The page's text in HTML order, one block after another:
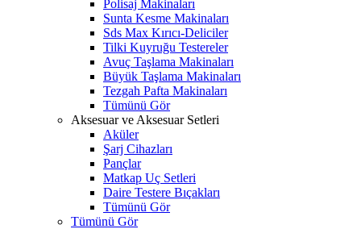
Polisaj Makinaları
Sunta Kesme Makinaları
Sds Max Kırıcı-Deliciler
Tilki Kuyruğu Testereler
Avuç Taşlama Makinaları
Büyük Taşlama Makinaları
Tezgah Pafta Makinaları
Tümünü Gör
Aksesuar ve Aksesuar Setleri
Aküler
Şarj Cihazları
Pançlar
Matkap Uç Setleri
Daire Testere Bıçakları
Tümünü Gör
Tümünü Gör